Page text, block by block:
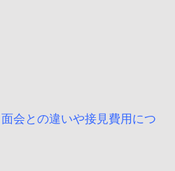
会との違いや接見費用につ